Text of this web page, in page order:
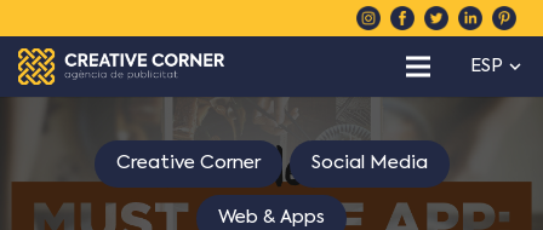
ESP
Creative Corner Social Media
Web & Apps